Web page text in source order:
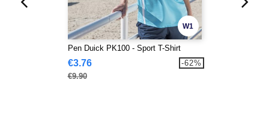
W1
Pen Duick PK100 - Sport T-Shirt
€3.76
€9.90
-62%